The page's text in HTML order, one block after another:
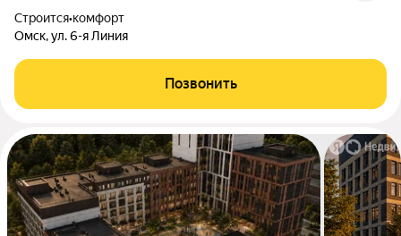
Строится•комфорт
Омск, ул. 6-я Линия
Позвонить